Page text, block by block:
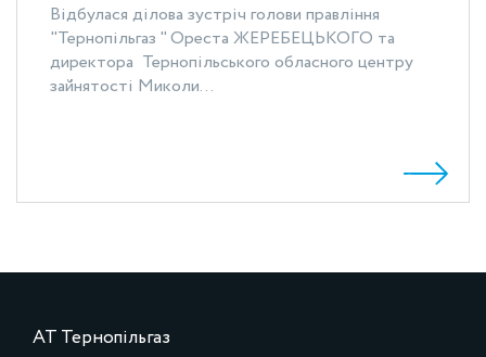
Відбулася ділова зустріч голови правління
"Тернопільгаз " Ореста ЖЕРЕБЕЦЬКОГО та
директора Тернопільського обласного центру
зайнятості Миколи...
АТ Тернопільгаз